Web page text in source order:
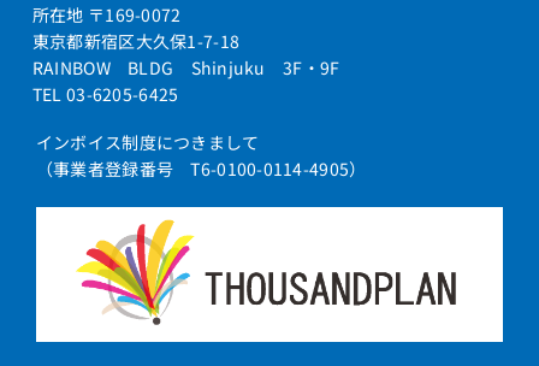
所在地 〒169-0072
東京都新宿区大久保1-7-18
RAINBOW BLDG Shinjuku 3F・9F
TEL 03-6205-6425
インボイス制度につきまして
（事業者登録番号 T6-0100-0114-4905）